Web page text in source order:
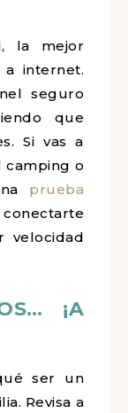
la mejor
internet.
seguro
que
Si vas a
camping o
prueba
velocidad
¡A
ser un
Revisa a